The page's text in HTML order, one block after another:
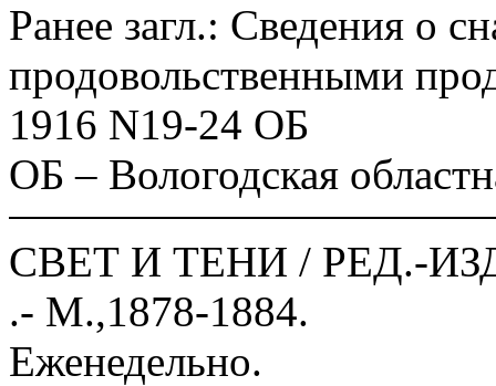
Ранее загл.: Сведения о
продовольственными
1916 N19-24 ОБ
ОБ – Вологодская
СВЕТ И ТЕНИ / РЕД.-
.- М.,1878-1884.
Еженедельно.